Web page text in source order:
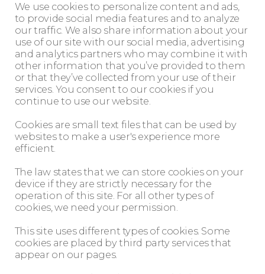
We use cookies to personalize content and ads,
to provide social media features and to analyze
our traffic. We also share information about your
use of our site with our social media, advertising
and analytics partners who may combine it with
other information that you’ve provided to them
or that they’ve collected from your use of their
services. You consent to our cookies if you
continue to use our website.
Cookies are small text files that can be used by
websites to make a user's experience more
efficient.
The law states that we can store cookies on your
device if they are strictly necessary for the
operation of this site. For all other types of
cookies, we need your permission.
This site uses different types of cookies. Some
cookies are placed by third party services that
appear on our pages.